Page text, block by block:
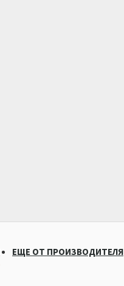
ЕЩЕ ОТ ПРОИЗВОДИТЕЛЯ